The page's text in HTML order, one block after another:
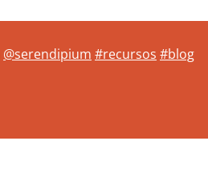
@serendipium #recursos #blog